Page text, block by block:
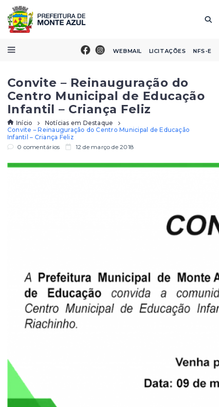
WEBMAIL LICITAÇÕES NFS-E
Convite – Reinauguração do
Centro Municipal de Educação
Infantil – Criança Feliz
Início
Notícias em Destaque
Convite – Reinauguração do Centro Municipal de Educação
Infantil – Criança Feliz
0 comentários
12 de março de 2018